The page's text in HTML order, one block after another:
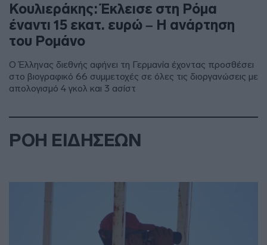
Κουλιεράκης: Έκλεισε στη Ρόμα
έναντι 15 εκατ. ευρώ – Η ανάρτηση
του Ρομάνο
Ο Έλληνας διεθνής αφήνει τη Γερμανία έχοντας προσθέσει
στο βιογραφικό 66 συμμετοχές σε όλες τις διοργανώσεις με
απολογισμό 4 γκολ και 3 ασίστ
ΡΟΗ ΕΙΔΗΣΕΩΝ